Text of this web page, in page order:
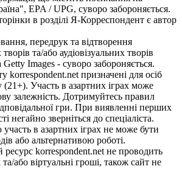
EPA / UPG, суворо забороняється.
в розділі Я-Корреспондент є автор
передрук та відтворення
та/або аудіовізуальних творів
Images - суворо забороняється.
korrespondent.net призначені для осіб
(21+). Участь в азартних іграх може
залежність. Дотримуйтесь правил
гри. При виявленні перших
негайно зверніться до спеціаліста.
в азартних іграх не може бути
або альтернативою роботі.
ресурс korrespondent.net не проводить
та/або віртуальні гроші, також сайт не